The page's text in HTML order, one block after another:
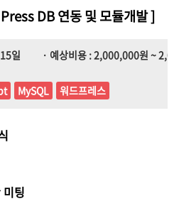
DB 연동 및 모듈개발]
일
· 예상비용 : 2,000,000원 ~
MySQL 워드프레스
팅